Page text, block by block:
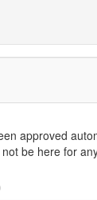
approved
be here for